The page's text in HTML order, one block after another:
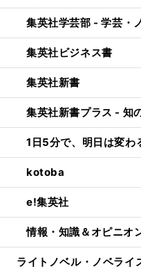
集英社学芸部 - 学芸・
集英社ビジネス書
集英社新書
集英社新書プラス - 知
1日5分で、明日は変
kotoba
e!集英社
情報・知識＆オピニオ
ライトノベル・ノベライ